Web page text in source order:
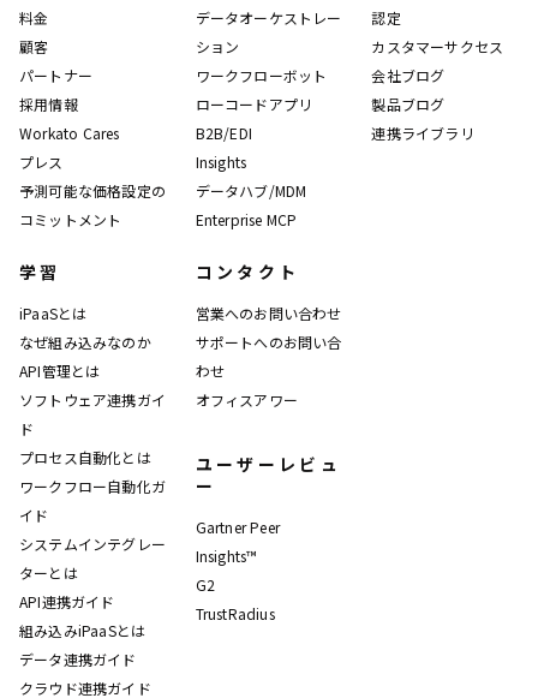
料金
顧客
パートナー
採用情報
Workato Cares
プレス
予測可能な価格設定の
コミットメント
データオーケストレー
ション
ワークフローボット
ローコードアプリ
B2B/EDI
Insights
データハブ/MDM
Enterprise MCP
認定
カスタマーサクセス
会社ブログ
製品ブログ
連携ライブラリ
学習
iPaaSとは
なぜ組み込みなのか
API管理とは
ソフトウェア連携ガイ
ド
プロセス自動化とは
ワークフロー自動化ガ
イド
システムインテグレー
ターとは
API連携ガイド
組み込みiPaaSとは
データ連携ガイド
クラウド連携ガイド
コンタクト
営業へのお問い合わせ
サポートへのお問い合
わせ
オフィスアワー
ユーザーレビュ
ー
Gartner Peer
Insights™
G2
TrustRadius